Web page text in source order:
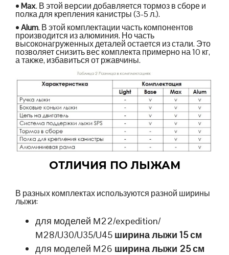
•Max. В этой версии добавляется тормоз в сборе и
полка для крепления канистры (3-5 л.).
•Alum. В этой комплектации часть компонентов
производится из алюминия. Но часть
высоконагруженных деталей остается из стали. Это
позволяет снизить вес комплекта примерно на 10 кг,
а также, избавиться от ржавчины.
ОТЛИЧИЯ ПО ЛЫЖАМ
В разных комплектах используются разной ширины
лыжи:
для моделей М22/expedition/
М28/U30/U35/U45 ширина лыжи 15 см
для моделей М26 ширина лыжи 25 см